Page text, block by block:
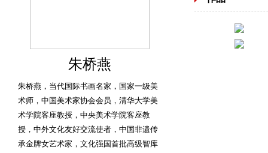
朱桥燕
朱桥燕，当代国际书画名家，国家一级美
术师，中国美术家协会会员，清华大学美
术学院客座教授，中央美术学院客座教
授，中外文化友好交流使者，中国非遗传
承金牌女艺术家，文化强国首批高级智库